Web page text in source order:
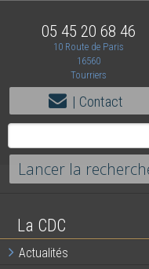
05 45 20 68 46
10 Route de Paris
16560
Tourriers
| Contact
La CDC
Actualités